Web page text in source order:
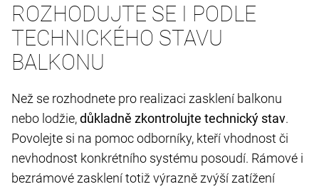
ROZHODUJTE SE I PODLE
TECHNICKÉHO STAVU
BALKONU
Než se rozhodnete pro realizaci zasklení balkonu
nebo lodžie,důkladně zkontrolujte technický stav.
Povolejte si na pomoc odborníky, kteří vhodnost či
nevhodnost konkrétního systému posoudí. Rámové i
bezrámové zasklení totiž výrazně zvýší zatížení